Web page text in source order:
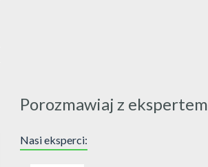
Porozmawiaj z ekspertem
Nasi eksperci: